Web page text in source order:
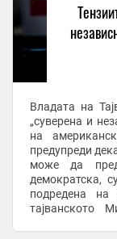
Владата на
„суверена и
на
предупреди
може да
демократска,
подредена на
тајванското